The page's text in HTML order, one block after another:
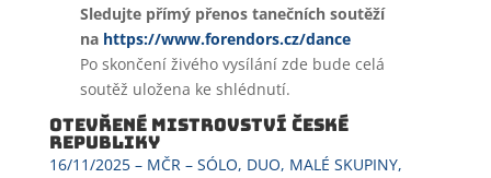
Sledujte přímý přenos tanečních soutěží
na https://www.forendors.cz/dance
Po skončení živého vysílání zde bude celá
soutěž uložena ke shlédnutí.
OTEVŘENÉ MISTROVSTVÍ ČESKÉ
REPUBLIKY
16/11/2025 – MČR – SÓLO, DUO, MALÉ SKUPINY,